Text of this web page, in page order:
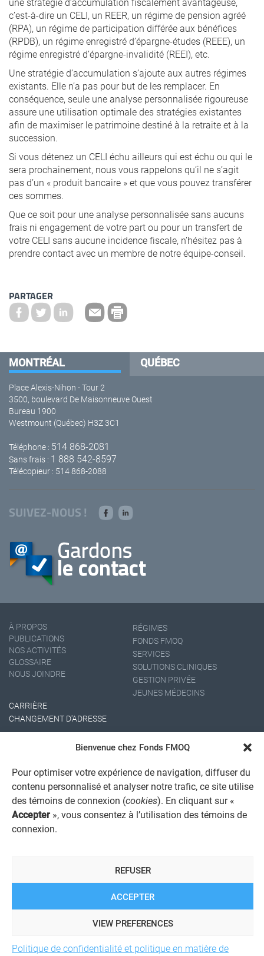
Bienvenue chez Fonds FMOQ
Pour optimiser votre expérience de navigation, diffuser du
contenu personnalisé et analyser notre trafic, ce site utilise
des témoins de connexion (cookies). En cliquant sur «
Accepter », vous consentez à l’utilisation des témoins de
connexion.
ACCEPTER
REFUSER
VIEW PREFERENCES
Politique de confidentialité et politique en matière de
c’est-à-dire un CELI, un REER, un régime de pension agréé
(RPA), un régime de participation différée aux bénéfices
(RPDB), un régime enregistré d’épargne-études (REEE), un
régime enregistré d’épargne-invalidité (REEI), etc.
Une stratégie d’accumulation s’ajoute aux autres régimes
existants. Elle n’a pas pour but de les remplacer. En
conséquence, seule une analyse personnalisée rigoureuse
assure une utilisation optimale des stratégies existantes
afin de maximiser le patrimoine destiné à la retraite et à la
succession.
Si vous détenez un CELI échu ailleurs qui est échu ou qui le
sera prochainement, nous vous rappelons qu’il ne s’agit
pas d’un « produit bancaire » et que vous pouvez transférer
ces sommes.
Que ce soit pour une analyse personnalisée sans aucuns
frais ni engagement de votre part ou pour un transfert de
votre CELI sans aucune incidence fiscale, n’hésitez pas à
prendre contact avec un membre de notre équipe-conseil.
PARTAGER
MONTRÉAL QUÉBEC
Place Alexis-Nihon - Tour 2
3500, boulevard De Maisonneuve Ouest
Bureau 1900
Westmount (Québec) H3Z 3C1
Téléphone : 514 868-2081
Sans frais : 1 888 542-8597
Télécopieur : 514 868-2088
SUIVEZ-NOUS !
À PROPOS
PUBLICATIONS
NOS ACTIVITÉS
GLOSSAIRE
NOUS JOINDRE
RÉGIMES
FONDS FMOQ
SERVICES
SOLUTIONS CLINIQUES
GESTION PRIVÉE
JEUNES MÉDECINS
CARRIÈRE
CHANGEMENT D'ADRESSE
AVIS JURIDIQUE GÉNÉRAL
AVIS À L'USAGER
REGISTRE DES CONFLITS D'INTÉRÊTS
LIENS UTILES
© 2026 Société de services financiers Fonds FMOQ inc.Tous